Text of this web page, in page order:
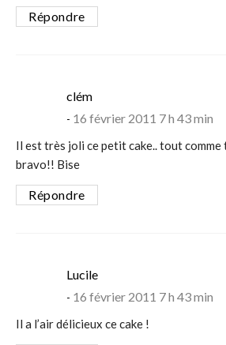
Répondre
clémsays:
16 février 2011 7 h 43 min
Il est très joli ce petit cake.. tout comme
bravo!! Bise
Répondre
Lucilesays:
16 février 2011 7 h 43 min
Il a l’air délicieux ce cake !